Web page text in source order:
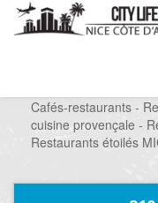
Cafés-restaurants -
cuisine provençale -
Restaurants étoilés